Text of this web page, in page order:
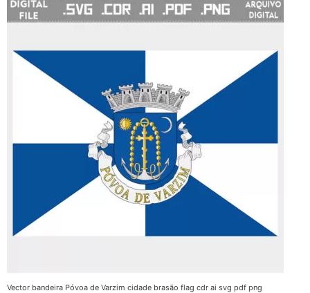
Vector bandeira Póvoa de Varzim cidade brasão flag cdr ai svg pdf png